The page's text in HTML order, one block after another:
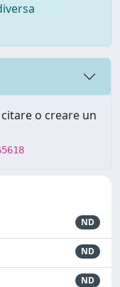
o creare un
ND
ND
ND